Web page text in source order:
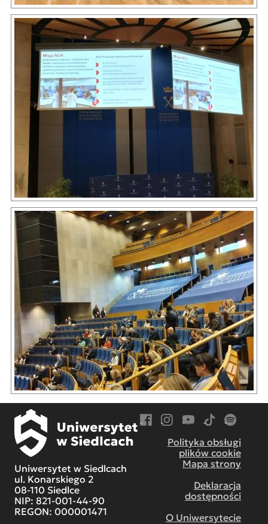
Uniwersytet w Siedlcach
ul. Konarskiego 2
08-110 Siedlce
NIP: 821-001-44-90
REGON: 000001471
Polityka obsługi
plików cookie
Mapa strony
Deklaracja
dostępności
O Uniwersytecie